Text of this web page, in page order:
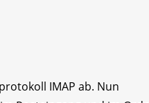
IMAP ab. Nun